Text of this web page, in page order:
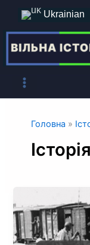
Перейти
вмісту
Ukrainian
Головна »